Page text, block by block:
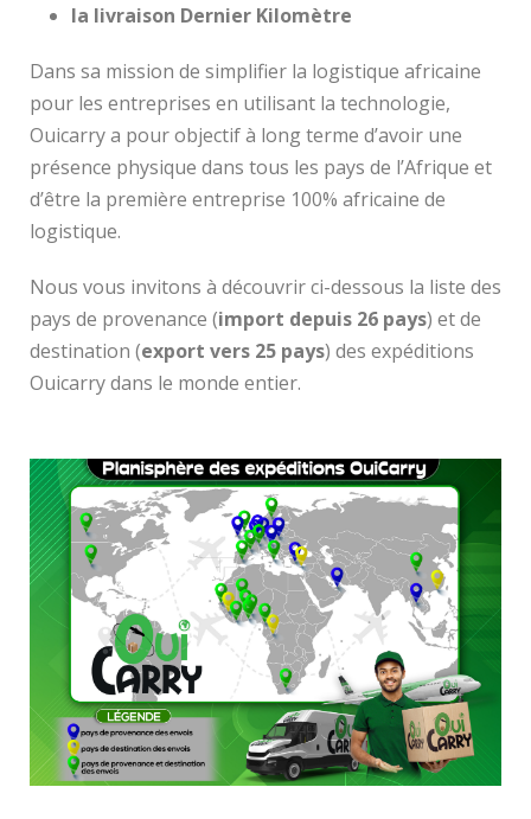
la livraison Dernier Kilomètre
Dans sa mission de simplifier la logistique africaine
pour les entreprises en utilisant la technologie,
Ouicarry a pour objectif à long terme d’avoir une
présence physique dans tous les pays de l’Afrique et
d’être la première entreprise 100% africaine de
logistique.
Nous vous invitons à découvrir ci-dessous la liste des
pays de provenance (import depuis 26 pays) et de
destination (export vers 25 pays) des expéditions
Ouicarrydans le monde entier.